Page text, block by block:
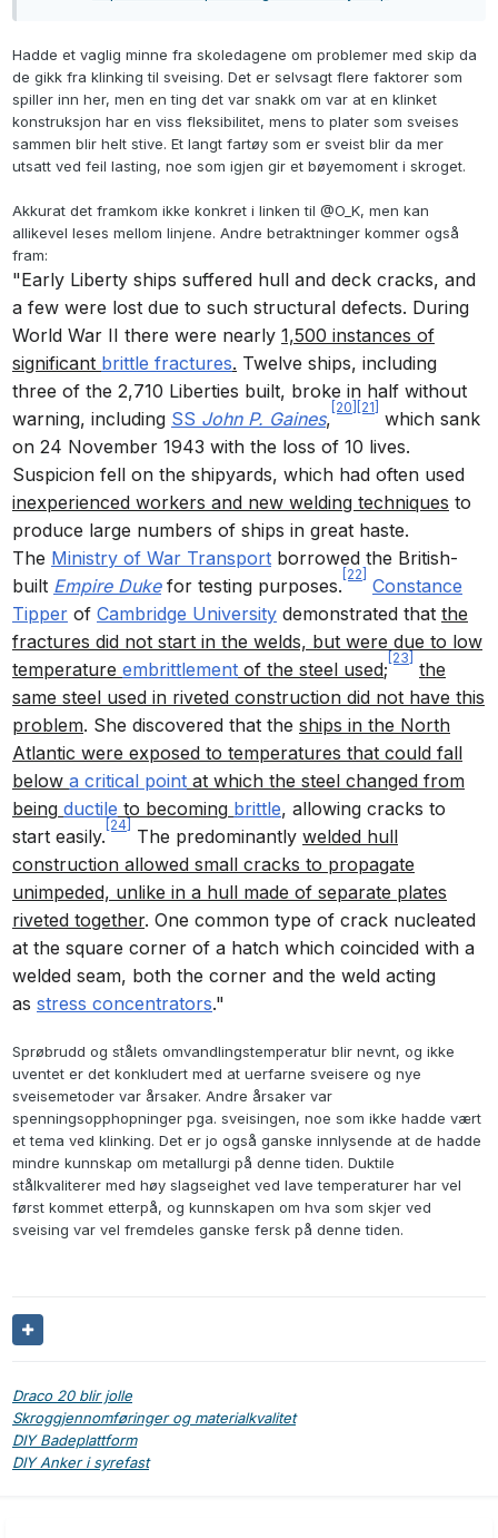
Hadde et vaglig minne fra skoledagene om problemer med skip da
de gikk fra klinking til sveising. Det er selvsagt flere faktorer som
spiller inn her, men en ting det var snakk om var at en klinket
konstruksjon har en viss fleksibilitet, mens to plater som sveises
sammen blir helt stive. Et langt fartøy som er sveist blir da mer
utsatt ved feil lasting, noe som igjen gir et bøyemoment i skroget.
Akkurat det framkom ikke konkret i linken til @O_K, men kan
allikevel leses mellom linjene. Andre betraktninger kommer også
fram:
"Early Liberty ships suffered hull and deck cracks, and
a few were lost due to such structural defects. During
World War II there were nearly 1,500 instances of
significant brittle fractures. Twelve ships, including
three of the 2,710 Liberties built, broke in half without
warning, including SS John P. Gaines,
[20] [21]
which sank
on 24 November 1943 with the loss of 10 lives.
Suspicion fell on the shipyards, which had often used
inexperienced workers and new welding techniques to
produce large numbers of ships in great haste.
The Ministry of War Transport borrowed the British-
built Empire Duke for testing purposes.
[22]
Constance
Tipper of Cambridge University demonstrated that the
fractures did not start in the welds, but were due to low
temperature embrittlement of the steel used;
[23]
the
same steel used in riveted construction did not have this
problem. She discovered that the ships in the North
Atlantic were exposed to temperatures that could fall
below a critical point at which the steel changed from
being ductile to becoming brittle, allowing cracks to
start easily.
[24]
The predominantly welded hull
construction allowed small cracks to propagate
unimpeded, unlike in a hull made of separate plates
riveted together. One common type of crack nucleated
at the square corner of a hatch which coincided with a
welded seam, both the corner and the weld acting
as stress concentrators."
Sprøbrudd og stålets omvandlingstemperatur blir nevnt, og ikke
uventet er det konkludert med at uerfarne sveisere og nye
sveisemetoder var årsaker. Andre årsaker var
spenningsopphopninger pga. sveisingen, noe som ikke hadde vært
et tema ved klinking. Det er jo også ganske innlysende at de hadde
mindre kunnskap om metallurgi på denne tiden. Duktile
stålkvaliterer med høy slagseighet ved lave temperaturer har vel
først kommet etterpå, og kunnskapen om hva som skjer ved
sveising var vel fremdeles ganske fersk på denne tiden.
Draco 20 blir jolle
Skroggjennomføringer og materialkvalitet
DIY Badeplattform
DIY Anker i syrefast